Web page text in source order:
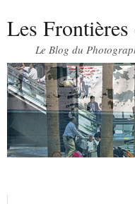
Les
Le Blog du